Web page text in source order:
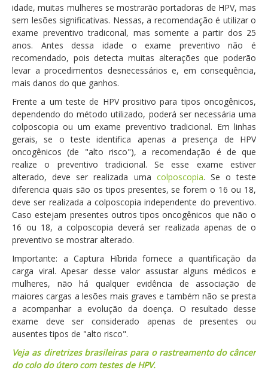
idade, muitas mulheres se mostrarão portadoras de HPV, mas
sem lesões significativas. Nessas, a recomendação é utilizar o
exame preventivo tradiconal, mas somente a partir dos 25
anos. Antes dessa idade o exame preventivo não é
recomendado, pois detecta muitas alterações que poderão
levar a procedimentos desnecessários e, em consequência,
mais danos do que ganhos.
Frente a um teste de HPV prositivo para tipos oncogênicos,
dependendo do método utilizado, poderá ser necessária uma
colposcopia ou um exame preventivo tradicional. Em linhas
gerais, se o teste identifica apenas a presença de HPV
oncogênicos (de "alto risco"), a recomendação é de que
realize o preventivo tradicional. Se esse exame estiver
alterado, deve ser realizada uma colposcopia. Se o teste
diferencia quais são os tipos presentes, se forem o 16 ou 18,
deve ser realizada a colposcopia independente do preventivo.
Caso estejam presentes outros tipos oncogênicos que não o
16 ou 18, a colposcopia deverá ser realizada apenas de o
preventivo se mostrar alterado.
Importante: a Captura Híbrida fornece a quantificação da
carga viral. Apesar desse valor assustar alguns médicos e
mulheres, não há qualquer evidência de associação de
maiores cargas a lesões mais graves e também não se presta
a acompanhar a evolução da doença. O resultado desse
exame deve ser considerado apenas de presentes ou
ausentes tipos de "alto risco".
Veja as diretrizes brasileiras para o rastreamento do câncer
do colo do útero com testes de HPV.